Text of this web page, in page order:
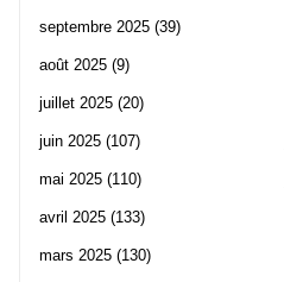
septembre 2025 (39)
août 2025 (9)
juillet 2025 (20)
juin 2025 (107)
mai 2025 (110)
avril 2025 (133)
mars 2025 (130)